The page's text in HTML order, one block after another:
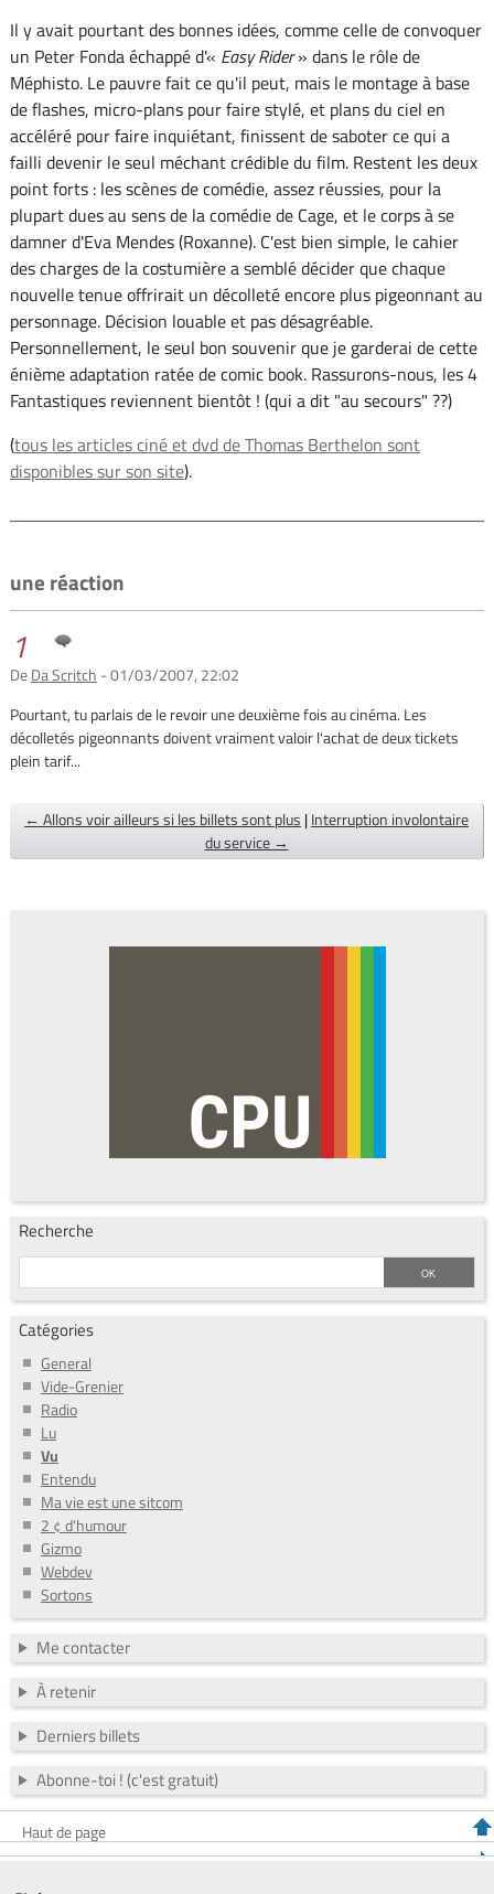
Il y avait pourtant des bonnes idées, comme celle de convoquer
un Peter Fonda échappé d'« Easy Rider» dans le rôle de
Méphisto. Le pauvre fait ce qu'il peut, mais le montage à base
de flashes, micro-plans pour faire stylé, et plans du ciel en
accéléré pour faire inquiétant, finissent de saboter ce qui a
failli devenir le seul méchant crédible du film. Restent les deux
point forts : les scènes de comédie, assez réussies, pour la
plupart dues au sens de la comédie de Cage, et le corps à se
damner d'Eva Mendes (Roxanne). C'est bien simple, le cahier
des charges de la costumière a semblé décider que chaque
nouvelle tenue offrirait un décolleté encore plus pigeonnant au
personnage. Décision louable et pas désagréable.
Personnellement, le seul bon souvenir que je garderai de cette
énième adaptation ratée de comic book. Rassurons-nous, les 4
Fantastiques reviennent bientôt ! (qui a dit "au secours" ??)
(tous les articles ciné et dvd de Thomas Berthelon sont
disponibles sur son site).
une réaction
1
DeDa Scritch - 01/03/2007, 22:02
Pourtant, tu parlais de le revoir une deuxième fois au cinéma. Les
décolletés pigeonnants doivent vraiment valoir l'achat de deux tickets
plein tarif...
← Allons voir ailleurs si les billets sont plus |Interruption involontaire
du service →
Recherche
Catégories
General
Vide-Grenier
Radio
Lu
Vu
Entendu
Ma vie est une sitcom
2 ¢ d'humour
Gizmo
Webdev
Sortons
Me contacter
À retenir
Derniers billets
Abonne-toi ! (c'est gratuit)
Haut de page